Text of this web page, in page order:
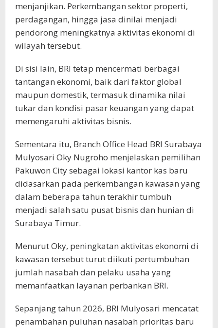
menjanjikan. Perkembangan sektor properti,
perdagangan, hingga jasa dinilai menjadi
pendorong meningkatnya aktivitas ekonomi di
wilayah tersebut.
Di sisi lain, BRI tetap mencermati berbagai
tantangan ekonomi, baik dari faktor global
maupun domestik, termasuk dinamika nilai
tukar dan kondisi pasar keuangan yang dapat
memengaruhi aktivitas bisnis.
Sementara itu, Branch Office Head BRI Surabaya
Mulyosari Oky Nugroho menjelaskan pemilihan
Pakuwon City sebagai lokasi kantor kas baru
didasarkan pada perkembangan kawasan yang
dalam beberapa tahun terakhir tumbuh
menjadi salah satu pusat bisnis dan hunian di
Surabaya Timur.
Menurut Oky, peningkatan aktivitas ekonomi di
kawasan tersebut turut diikuti pertumbuhan
jumlah nasabah dan pelaku usaha yang
memanfaatkan layanan perbankan BRI.
Sepanjang tahun 2026, BRI Mulyosari mencatat
penambahan puluhan nasabah prioritas baru